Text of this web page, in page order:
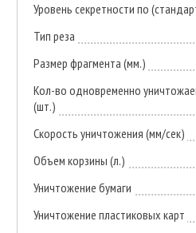
Уровень секретности по
Тип реза
Размер фрагмента (мм.)
Кол-во одновременно
(шт.)
Скорость уничтожения (мм/сек)
Объем корзины (л.)
Уничтожение бумаги
Уничтожение пластиковых карт